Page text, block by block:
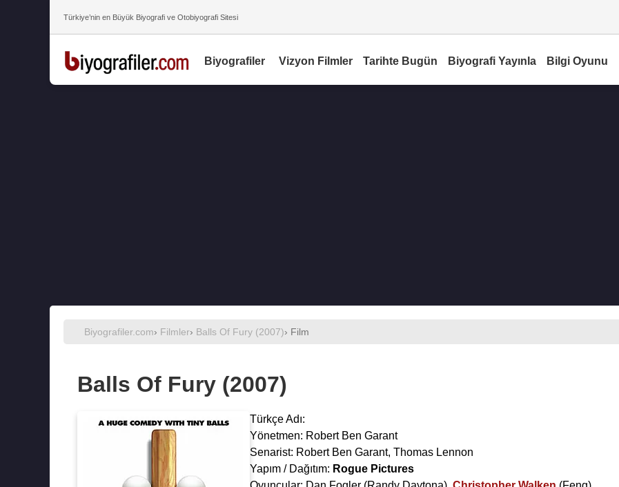
Türkiye’nin en Büyük Biyografi ve Otobiyografi Sitesi
Biyografiler Vizyon Filmler Tarihte Bugün Biyografi Yayınla Bilgi Oyunu
Biyografiler.com› Filmler› Balls Of Fury (2007)› Film
Balls Of Fury (2007)
Türkçe Adı:
Yönetmen: Robert Ben Garant
Senarist: Robert Ben Garant, Thomas Lennon
Yapım / Dağıtım: Rogue Pictures